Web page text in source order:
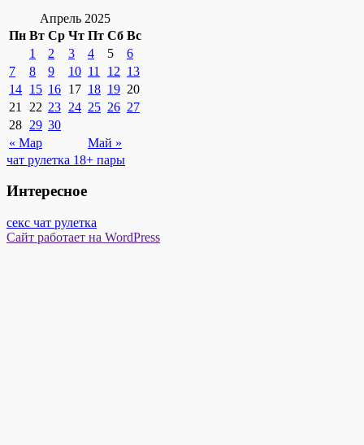
Апрель 2025
Пн Вт Ср Чт Пт Сб Вс
« Мар Май »
1 2 3 4 5
6
7
8 9 10 11 12 13
14 15 16 17 18 19 20
21
22 23 24 25 26 27
28 29 30
чат рулетка 18+ пары
Интересное
секс чат рулетка
Сайт работает на WordPress